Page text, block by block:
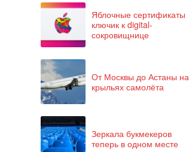
Яблочные сертификаты
ключик к digital-
сокровищнице
От Москвы до Астаны на
крыльях самолёта
Зеркала букмекеров
теперь в одном месте